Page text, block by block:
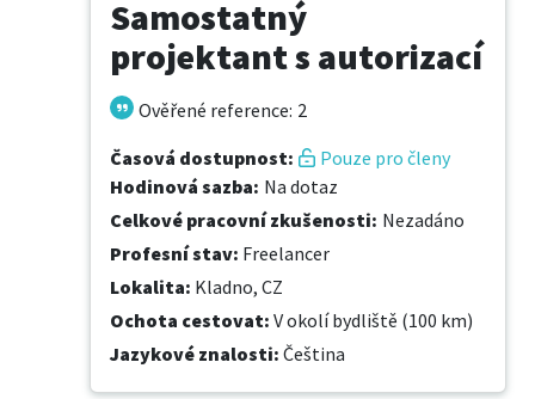
Samostatný
projektant s autorizací
Ověřené reference: 2
Časová dostupnost:
Pouze pro členy
Hodinová sazba: Na dotaz
Celkové pracovní zkušenosti: Nezadáno
Profesní stav: Freelancer
Lokalita: Kladno, CZ
Ochota cestovat: V okolí bydliště (100 km)
Jazykové znalosti: Čeština